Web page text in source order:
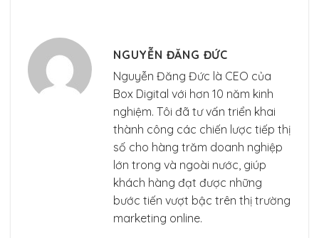
NGUYỄN ĐĂNG ĐỨC
Nguyễn Đăng Đức là CEO của
Box Digital với hơn 10 năm kinh
nghiệm. Tôi đã tư vấn triển khai
thành công các chiến lược tiếp thị
số cho hàng trăm doanh nghiệp
lớn trong và ngoài nước, giúp
khách hàng đạt được những
bước tiến vượt bậc trên thị trường
marketing online.